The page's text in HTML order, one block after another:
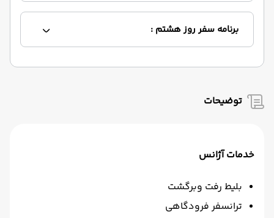
برنامه سفر روز هشتم :
توضیحات
خدمات آژانس
بلیط رفت وبرگشت
ترانسفر فرودگاهی